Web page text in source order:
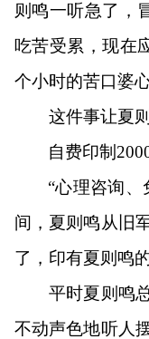
则鸣一听急了，
吃苦受累，现在
个小时的苦口婆
这件事让夏则
自费印制
“心理咨询
间，夏则鸣从旧
了，印有夏则鸣
平时夏则鸣总
不动声色地听人